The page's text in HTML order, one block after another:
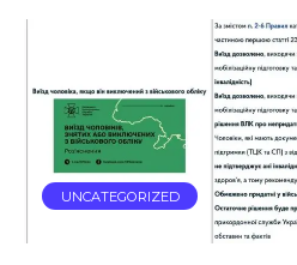
UNCATEGORIZED